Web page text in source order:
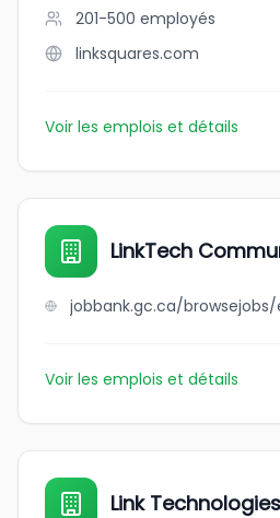
201-500 employés
linksquares.com
Voir les emplois et détails
LinkTech
Voir les emplois et détails
Link Technologies